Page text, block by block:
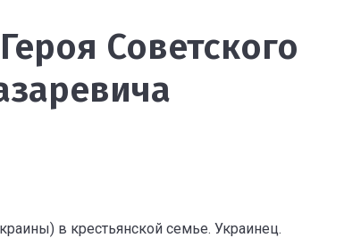
Советского
в крестьянской семье. Украинец.